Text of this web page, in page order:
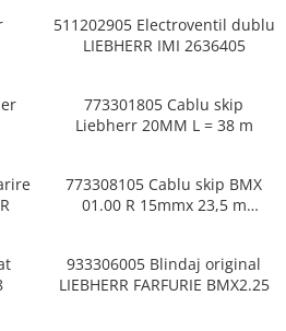
511202905 Electroventil dublu
LIEBHERR IMI 2636405
773301805 Cablu skip
Liebherr 20MM L = 38 m
773308105 Cablu skip BMX
01.00 R 15mmx 23,5 m
933306005 Blindaj original
LIEBHERR FARFURIE BMX2.25